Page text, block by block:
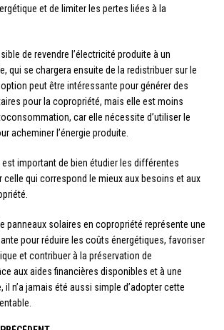
et de limiter les pertes liées à la
de revendre l’électricité produite à un
qui se chargera ensuite de la redistribuer sur le
peut être intéressante pour générer des
pour la copropriété, mais elle est moins
car elle nécessite d’utiliser le
acheminer l’énergie produite.
important de bien étudier les différentes
qui correspond le mieux aux besoins et aux
panneaux solaires en copropriété représente une
pour réduire les coûts énergétiques, favoriser
et contribuer à la préservation de
aux aides financières disponibles et à une
il n’a jamais été aussi simple d’adopter cette